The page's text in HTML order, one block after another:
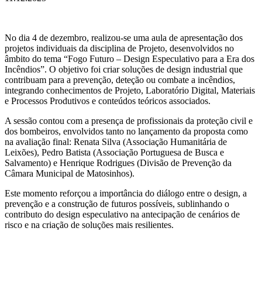
No dia 4 de dezembro, realizou-se uma aula de apresentação dos
projetos individuais da disciplina de Projeto, desenvolvidos no
âmbito do tema “Fogo Futuro – Design Especulativo para a Era dos
Incêndios”. O objetivo foi criar soluções de design industrial que
contribuam para a prevenção, deteção ou combate a incêndios,
integrando conhecimentos de Projeto, Laboratório Digital, Materiais
e Processos Produtivos e conteúdos teóricos associados.
A sessão contou com a presença de profissionais da proteção civil e
dos bombeiros, envolvidos tanto no lançamento da proposta como
na avaliação final: Renata Silva (Associação Humanitária de
Leixões), Pedro Batista (Associação Portuguesa de Busca e
Salvamento) e Henrique Rodrigues (Divisão de Prevenção da
Câmara Municipal de Matosinhos).
Este momento reforçou a importância do diálogo entre o design, a
prevenção e a construção de futuros possíveis, sublinhando o
contributo do design especulativo na antecipação de cenários de
risco e na criação de soluções mais resilientes.